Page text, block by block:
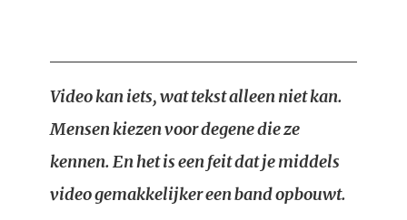
Video kan iets, wat tekst alleen niet kan.
Mensen kiezen voor degene die ze
kennen. En het is een feit dat je middels
video gemakkelijker een band opbouwt.